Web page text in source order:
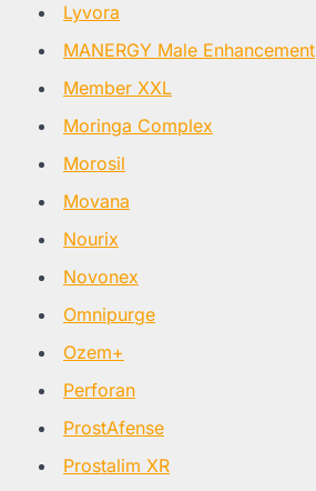
Lyvora
MANERGY Male Enhancement
Member XXL
Moringa Complex
Morosil
Movana
Nourix
Novonex
Omnipurge
Ozem+
Perforan
ProstAfense
Prostalim XR